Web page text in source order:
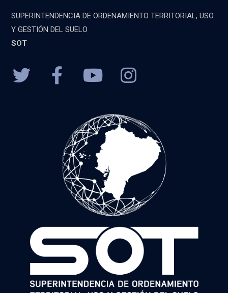
SUPERINTENDENCIA DE ORDENAMIENTO TERRITORIAL, USO
Y GESTIÓN DEL SUELO
SOT